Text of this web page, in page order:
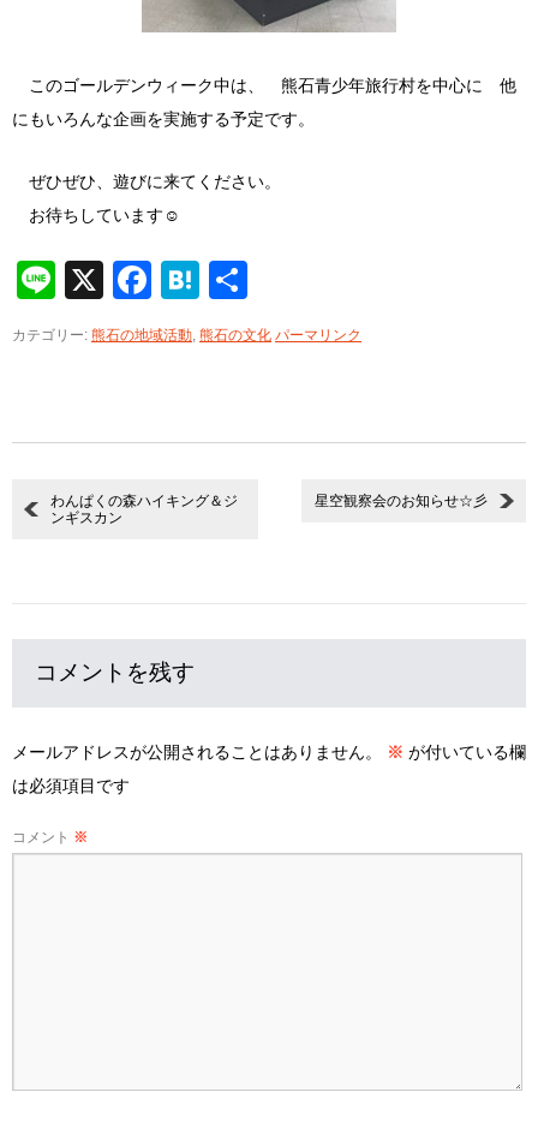
このゴールデンウィーク中は、 熊石青少年旅行村を中心に 他
にもいろんな企画を実施する予定です。
ぜひぜひ、遊びに来てください。
お待ちしています☺
Line
X Facebook
Hatena
有
カテゴリー: 熊石の地域活動, 熊石の文化 パーマリンク
わんぱくの森ハイキング＆ジ
ンギスカン
星空観察会のお知らせ☆彡
コメントを残す
メールアドレスが公開されることはありません。 ※ が付いている欄
は必須項目です
コメント ※